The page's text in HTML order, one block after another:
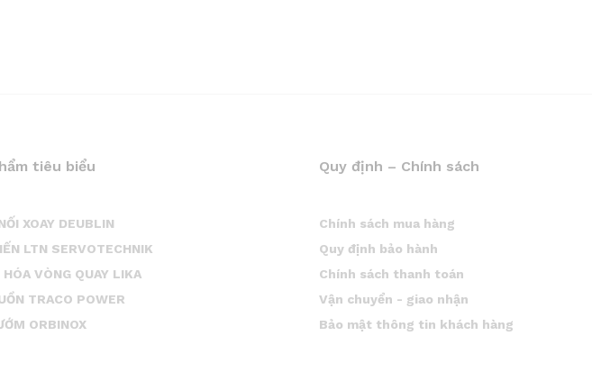
tiêu biểu
XOAY DEUBLIN
LTN SERVOTECHNIK
VÒNG QUAY LIKA
TRACO POWER
ORBINOX
Quy định – Chính sách
Chính sách mua hàng
Quy định bảo hành
Chính sách thanh toán
Vận chuyển - giao nhận
Bảo mật thông tin khách hàng